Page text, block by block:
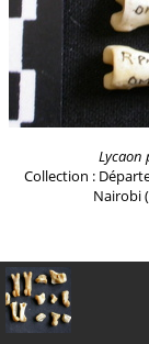
Lycaon
Collection :
Nairobi